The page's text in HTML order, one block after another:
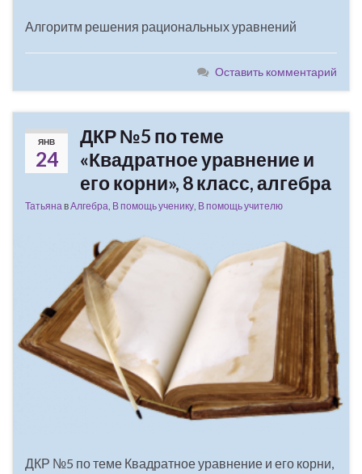
Алгоритм решения рациональных уравнений
Оставить комментарий
ЯНВ
24
ДКР №5 по теме
«Квадратное уравнение и
его корни», 8 класс, алгебра
Татьяна вАлгебра В помощь ученику В помощь учителю
ДКР №5 по теме Квадратное уравнение и его корни,